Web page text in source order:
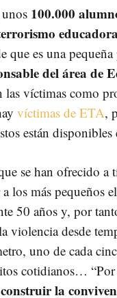
100.000
educadora
que es una
del área de
las víctimas como
víctimas de ETA,
están
se han ofrecido
a los más pequeños
50 años y, por
violencia desde
uno de cada
cotidianos… “Por
la